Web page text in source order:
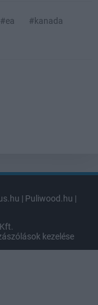
#ea
#kanada
| Puliwood.hu |
kezelése